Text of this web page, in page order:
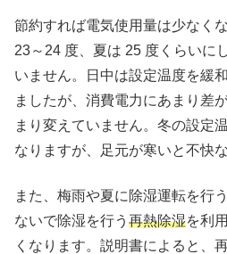
節約すれば電気使用量は少なく
23～24 度、夏は 25 度くらいに
いません。日中は設定温度を緩
ましたが、消費電力にあまり差
まり変えていません。冬の設定
なりますが、足元が寒いと不快
また、梅雨や夏に除湿運転を行
ないで除湿を行う 再熱除湿を利
くなります。説明書によると、